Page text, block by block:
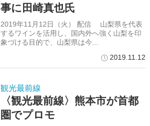
事に田崎真也氏
2019年11月12日（火） 配信 山梨県を代表
するワインを活用し、国内外へ強く山梨を印
象づける目的で、山梨県は今...
2019.11.12
観光最前線
〈観光最前線〉熊本市が首都
圏でプロモ